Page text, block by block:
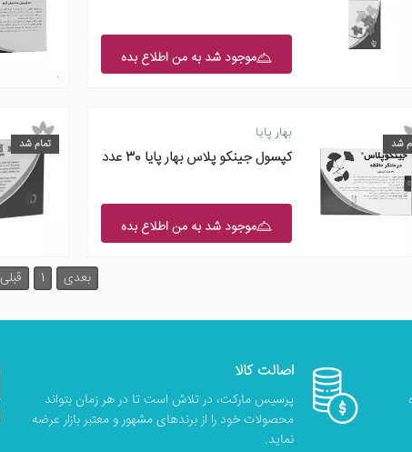
موجود شد به من اطلاع بده
شد
بهار پایا
کپسول جینکو پلاس بهار پایا 30 عدد
موجود شد به من اطلاع بده
تمام شد
قبلی 1 بعدی
اصالت کالا
پرسیس مارکت، در تلاش است تا در هر زمان بتواند
محصولات خود را از برندهای مشهور و معتبر بازار عرضه
نماید.